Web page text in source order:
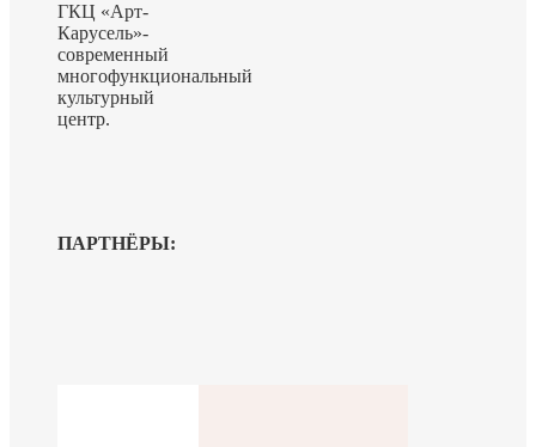
ГКЦ «Арт-
Карусель»-
современный
многофункциональный
культурный
центр.
ПАРТНЁРЫ: